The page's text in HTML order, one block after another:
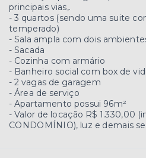
principais vias,.
- 3 quartos (sendo uma suite
temperado)
- Sala ampla com dois
- Sacada
- Cozinha com armário
- Banheiro social com box de
- 2 vagas de garagem
- Área de serviço
- Apartamento possui 96m²
- Valor de locação R$ 1.330,00
CONDOMÍNIO), luz e demais